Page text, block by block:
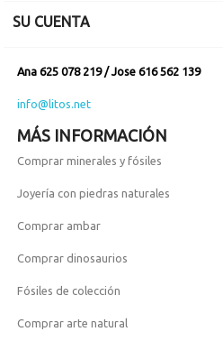
SU CUENTA
Ana 625 078 219 / Jose 616 562 139
info@litos.net
MÁS INFORMACIÓN
Comprar minerales y fósiles
Joyería con piedras naturales
Comprar ambar
Comprar dinosaurios
Fósiles de colección
Comprar arte natural